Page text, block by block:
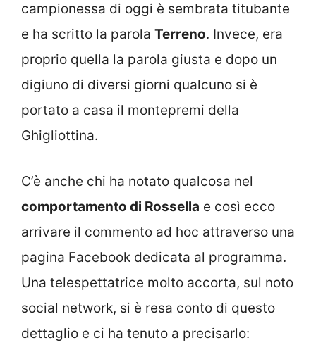
campionessa di oggi è sembrata titubante
e ha scritto la parola Terreno. Invece, era
proprio quella la parola giusta e dopo un
digiuno di diversi giorni qualcuno si è
portato a casa il montepremi della
Ghigliottina.
C’è anche chi ha notato qualcosa nel
comportamento di Rossella e così ecco
arrivare il commento ad hoc attraverso una
pagina Facebook dedicata al programma.
Una telespettatrice molto accorta, sul noto
social network, si è resa conto di questo
dettaglio e ci ha tenuto a precisarlo: